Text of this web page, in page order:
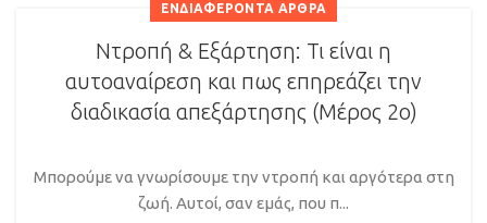
ΕΝΔΙΑΦΈΡΟΝΤΑ ΆΡΘΡΑ
Ντροπή & Εξάρτηση: Τι είναι η
αυτοαναίρεση και πως επηρεάζει την
διαδικασία απεξάρτησης (Μέρος 2ο)
Μπορούμε να γνωρίσουμε την ντροπή και αργότερα στη
ζωή. Αυτοί, σαν εμάς, που π...